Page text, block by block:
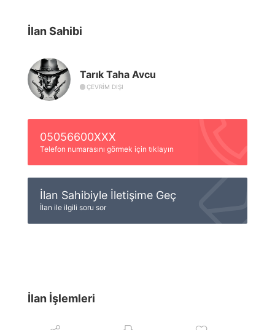
İlan Sahibi
Tarık Taha Avcu
ÇEVRIM DIŞI
05056600XXX
Telefon numarasını görmek için tıklayın
İlan Sahibiyle İletişime Geç
İlan ile ilgili soru sor
İlan İşlemleri